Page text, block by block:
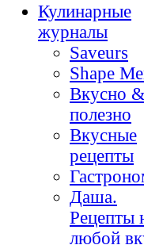
Кулинарные
журналы
Saveurs
Shape
Вкусно &
полезно
Вкусные
рецепты
Даша.
Рецепты
любой